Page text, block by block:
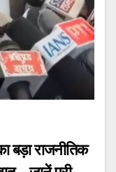
बड़ा राजनीतिक